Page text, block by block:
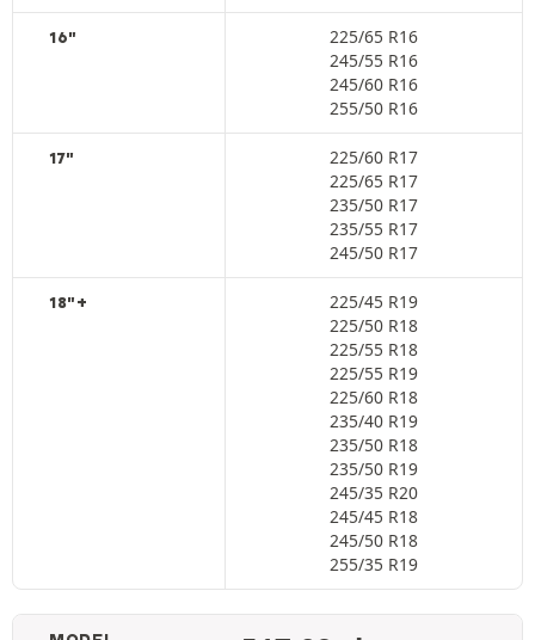
16"
225/65 R16
245/55 R16
245/60 R16
255/50 R16
17"
225/60 R17
225/65 R17
235/50 R17
235/55 R17
245/50 R17
18"+
225/45 R19
225/50 R18
225/55 R18
225/55 R19
225/60 R18
235/40 R19
235/50 R18
235/50 R19
245/35 R20
245/45 R18
245/50 R18
255/35 R19